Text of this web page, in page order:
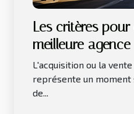
Les critères
meilleure
Toulouse
L'acquisition ou la
représente un
de...